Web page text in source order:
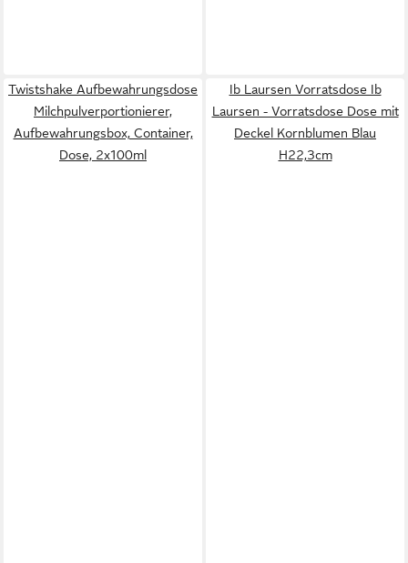
Twistshake Aufbewahrungsdose
Milchpulverportionierer,
Aufbewahrungsbox, Container,
Dose, 2x100ml
Ib Laursen Vorratsdose Ib
Laursen - Vorratsdose Dose mit
Deckel Kornblumen Blau
H22,3cm